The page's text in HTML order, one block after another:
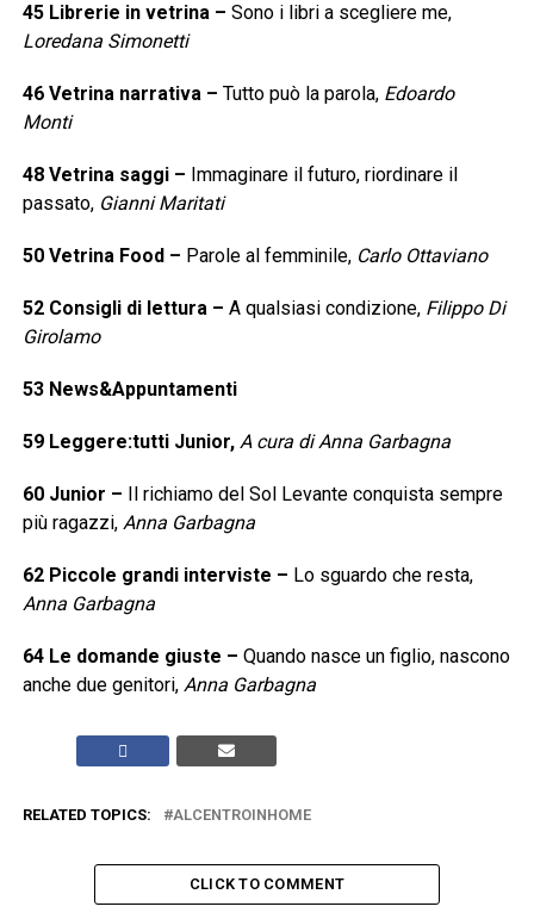
45 Librerie in vetrina– Sono i libri a scegliere me,
Loredana Simonetti
46 Vetrina narrativa– Tutto può la parola, Edoardo
Monti
48 Vetrina saggi– Immaginare il futuro, riordinare il
passato, Gianni Maritati
50 Vetrina Food – Parole al femminile, Carlo Ottaviano
52 Consigli di lettura– A qualsiasi condizione, Filippo Di
Girolamo
53 News&Appuntamenti
59 Leggere:tutti Junior, A cura di Anna Garbagna
60 Junior –
Il richiamo del Sol Levante conquista sempre
più ragazzi, Anna Garbagna
62 Piccole grandi interviste – Lo sguardo che resta,
Anna Garbagna
64 Le domande giuste – Quando nasce un figlio, nascono
anche due genitori, Anna Garbagna
RELATED TOPICS: ALCENTROINHOME
CLICK TO COMMENT